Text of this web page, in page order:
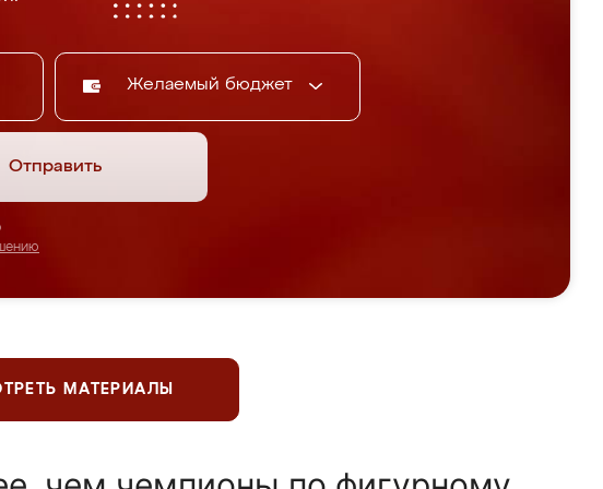
Желаемый бюджет
Отправить
МАТЕРИАЛЫ